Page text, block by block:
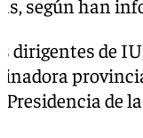
según han
dirigentes de
Presidencia de